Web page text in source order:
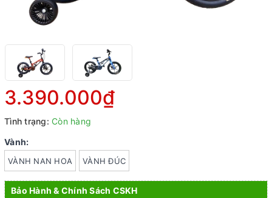
3.390.000₫
Tình trạng: Còn hàng
Vành:
VÀNH NAN HOA VÀNH ĐÚC
Bảo Hành & Chính Sách CSKH